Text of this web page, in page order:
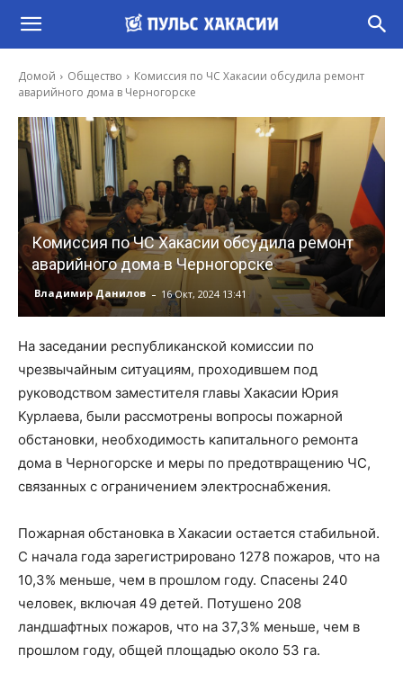
Домой Общество
Комиссия по ЧС Хакасии обсудила ремонт
аварийного дома в Черногорске
Комиссия по ЧС Хакасии обсудила ремонт
аварийного дома в Черногорске
Владимир Данилов - 16 Окт, 2024 13:41
На заседании республиканской комиссии по
чрезвычайным ситуациям, проходившем под
руководством заместителя главы Хакасии Юрия
Курлаева, были рассмотрены вопросы пожарной
обстановки, необходимость капитального ремонта
дома в Черногорске и меры по предотвращению ЧС,
связанных с ограничением электроснабжения.
Пожарная обстановка в Хакасии остается стабильной.
С начала года зарегистрировано 1278 пожаров, что на
10,3% меньше, чем в прошлом году. Спасены 240
человек, включая 49 детей. Потушено 208
ландшафтных пожаров, что на 37,3% меньше, чем в
прошлом году, общей площадью около 53 га.